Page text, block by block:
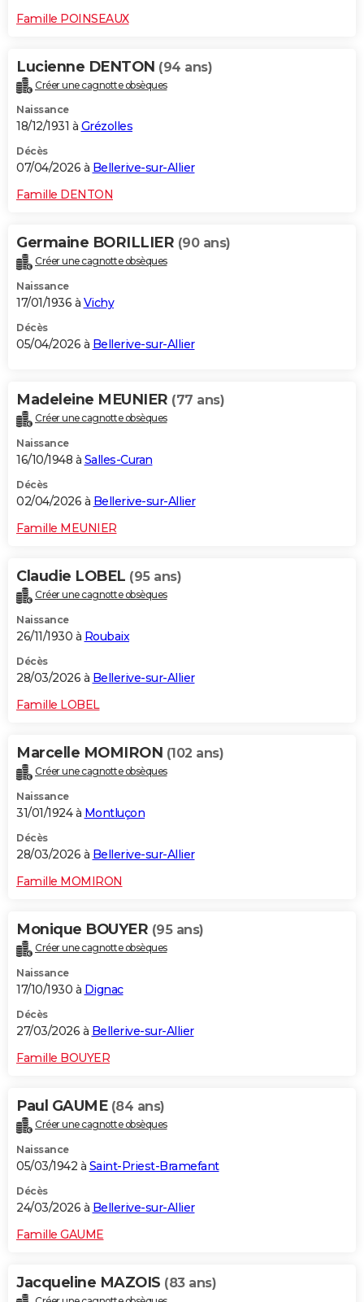
Famille POINSEAUX
Lucienne DENTON (94 ans)
Créer une cagnotte obsèques
Naissance
18/12/1931 à Grézolles
Décès
07/04/2026 à Bellerive-sur-Allier
Famille DENTON
Germaine BORILLIER (90 ans)
Créer une cagnotte obsèques
Naissance
17/01/1936 à Vichy
Décès
05/04/2026 à Bellerive-sur-Allier
Madeleine MEUNIER (77 ans)
Créer une cagnotte obsèques
Naissance
16/10/1948 à Salles-Curan
Décès
02/04/2026 à Bellerive-sur-Allier
Famille MEUNIER
Claudie LOBEL (95 ans)
Créer une cagnotte obsèques
Naissance
26/11/1930 à Roubaix
Décès
28/03/2026 à Bellerive-sur-Allier
Famille LOBEL
Marcelle MOMIRON (102 ans)
Créer une cagnotte obsèques
Naissance
31/01/1924 à Montluçon
Décès
28/03/2026 à Bellerive-sur-Allier
Famille MOMIRON
Monique BOUYER (95 ans)
Créer une cagnotte obsèques
Naissance
17/10/1930 à Dignac
Décès
27/03/2026 à Bellerive-sur-Allier
Famille BOUYER
Paul GAUME (84 ans)
Créer une cagnotte obsèques
Naissance
05/03/1942 à Saint-Priest-Bramefant
Décès
24/03/2026 à Bellerive-sur-Allier
Famille GAUME
Jacqueline MAZOIS (83 ans)